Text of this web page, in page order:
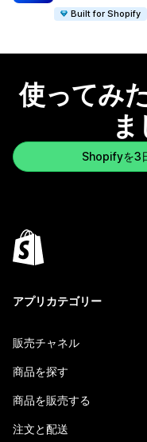
Built for Shopify
使ってみ
Shopifyを3
アプリカテゴリー
販売チャネル
商品を探す
商品を販売する
注文と配送